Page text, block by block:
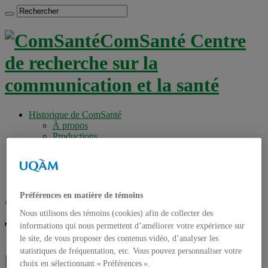
ComSanté Centre
de recherche sur la
communication et la santé
Historique de ComSanté
À propos
Productions
Chercheurs associés
Accueil»Tag archives : PUPSR
Tag archives :PUPSR
[Vidéo] La simulation humaine : un outil
Préférences en matière de témoins
Nous utilisons des témoins (cookies) afin de collecter des
informations qui nous permettent d’améliorer votre expérience sur
le site, de vous proposer des contenus vidéo, d’analyser les
statistiques de fréquentation, etc. Vous pouvez personnaliser votre
choix en sélectionnant « Préférences ».